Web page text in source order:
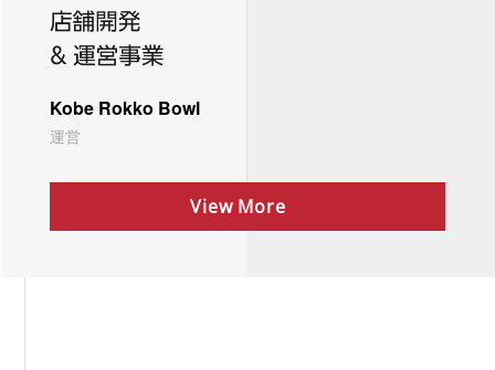
Kobe Rokko Bowl
運営
View More